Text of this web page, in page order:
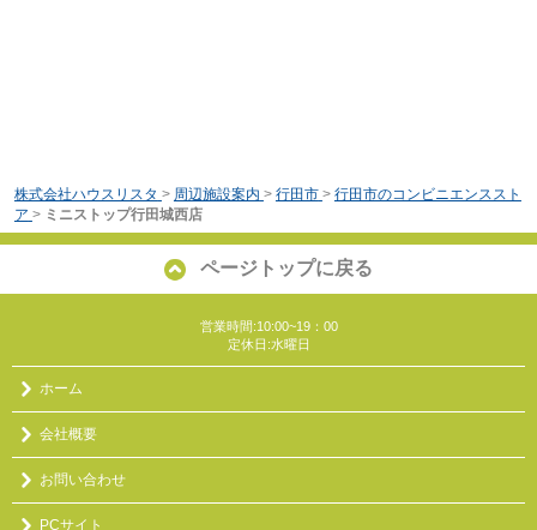
株式会社ハウスリスタ > 周辺施設案内 > 行田市 > 行田市のコンビニエンススト
ア > ミニストップ行田城西店
ページトップに戻る
営業時間:10:00~19：00
定休日:水曜日
ホーム
会社概要
お問い合わせ
PCサイト